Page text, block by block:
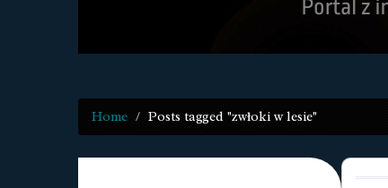
Home Posts tagged "zwłoki w lesie"